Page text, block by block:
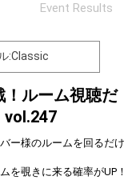
positions
Rema
し
の
員
か
Event Results
:Classic
！ルーム視聴だ
vol.247
ー様のルームを回るだけ
を覗きに来る確率がUP！